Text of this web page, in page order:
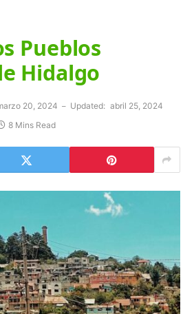
Pueblos
Hidalgo
20, 2024 Updated: abril 25, 2024
8 Mins Read